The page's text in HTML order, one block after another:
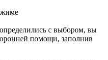
с выбором, вы
помощи, заполнив